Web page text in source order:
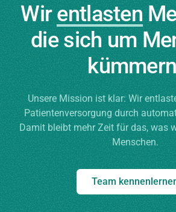
Wirentlasten
die sich um
Unsere Mission ist klar: Wir
Patientenversorgung durch
Damit bleibt mehr Zeit für das, was
Menschen.
Team